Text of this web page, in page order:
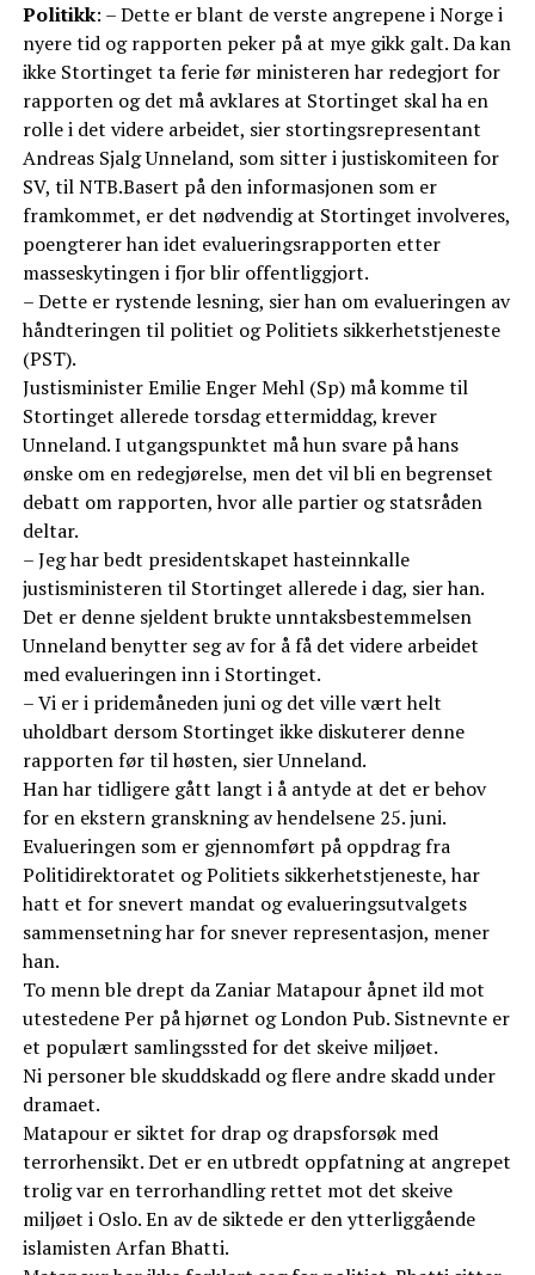
Politikk: – Dette er blant de verste angrepene i Norge i
nyere tid og rapporten peker på at mye gikk galt. Da kan
ikke Stortinget ta ferie før ministeren har redegjort for
rapporten og det må avklares at Stortinget skal ha en
rolle i det videre arbeidet, sier stortingsrepresentant
Andreas Sjalg Unneland, som sitter i justiskomiteen for
SV, til NTB.Basert på den informasjonen som er
framkommet, er det nødvendig at Stortinget involveres,
poengterer han idet evalueringsrapporten etter
masseskytingen i fjor blir offentliggjort.
– Dette er rystende lesning, sier han om evalueringen av
håndteringen til politiet og Politiets sikkerhetstjeneste
(PST).
Justisminister Emilie Enger Mehl (Sp) må komme til
Stortinget allerede torsdag ettermiddag, krever
Unneland. I utgangspunktet må hun svare på hans
ønske om en redegjørelse, men det vil bli en begrenset
debatt om rapporten, hvor alle partier og statsråden
deltar.
– Jeg har bedt presidentskapet hasteinnkalle
justisministeren til Stortinget allerede i dag, sier han.
Det er denne sjeldent brukte unntaksbestemmelsen
Unneland benytter seg av for å få det videre arbeidet
med evalueringen inn i Stortinget.
– Vi er i pridemåneden juni og det ville vært helt
uholdbart dersom Stortinget ikke diskuterer denne
rapporten før til høsten, sier Unneland.
Han har tidligere gått langt i å antyde at det er behov
for en ekstern granskning av hendelsene 25. juni.
Evalueringen som er gjennomført på oppdrag fra
Politidirektoratet og Politiets sikkerhetstjeneste, har
hatt et for snevert mandat og evalueringsutvalgets
sammensetning har for snever representasjon, mener
han.
To menn ble drept da Zaniar Matapour åpnet ild mot
utestedene Per på hjørnet og London Pub. Sistnevnte er
et populært samlingssted for det skeive miljøet.
Ni personer ble skuddskadd og flere andre skadd under
dramaet.
Matapour er siktet for drap og drapsforsøk med
terrorhensikt. Det er en utbredt oppfatning at angrepet
trolig var en terrorhandling rettet mot det skeive
miljøet i Oslo. En av de siktede er den ytterliggående
islamisten Arfan Bhatti.